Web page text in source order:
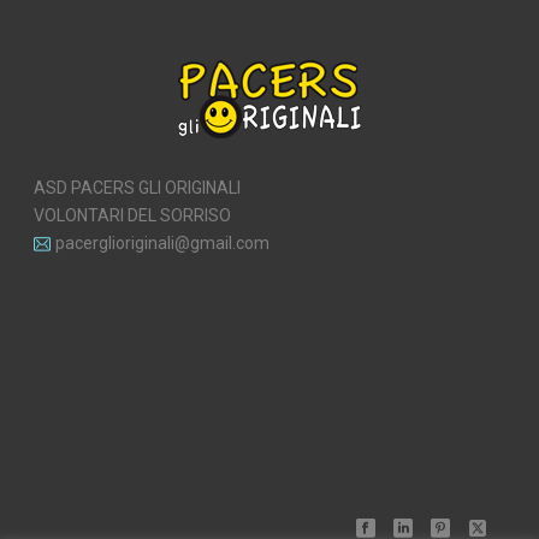
ASD PACERS GLI ORIGINALI
VOLONTARI DEL SORRISO
pacerglioriginali@gmail.com